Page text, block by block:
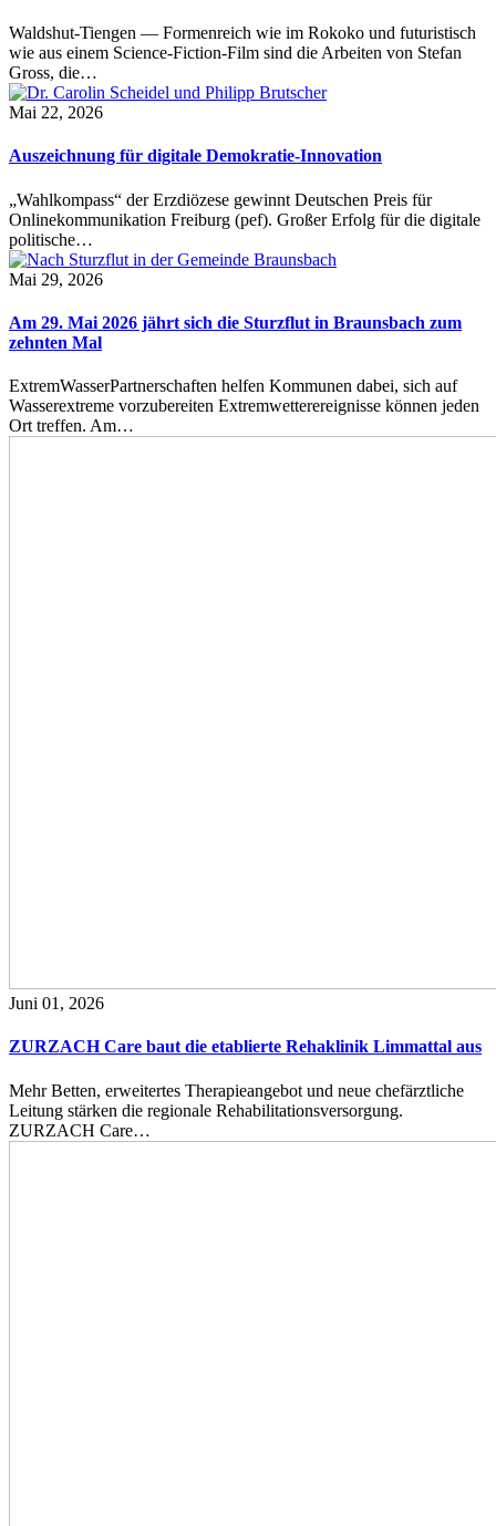
Waldshut-Tiengen — Formenreich wie im Rokoko und futuristisch
wie aus einem Science-Fiction-Film sind die Arbeiten von Stefan
Gross, die…
Mai 22, 2026
Auszeichnung für digitale Demokratie-Innovation
„Wahlkompass“ der Erzdiözese gewinnt Deutschen Preis für
Onlinekommunikation Freiburg (pef). Großer Erfolg für die digitale
politische…
Mai 29, 2026
Am 29. Mai 2026 jährt sich die Sturzflut in Braunsbach zum
zehnten Mal
ExtremWasserPartnerschaften helfen Kommunen dabei, sich auf
Wasserextreme vorzubereiten Extremwetterereignisse können jeden
Ort treffen. Am…
Juni 01, 2026
ZURZACH Care baut die etablierte Rehaklinik Limmattal aus
Mehr Betten, erweitertes Therapieangebot und neue chefärztliche
Leitung stärken die regionale Rehabilitationsversorgung.
ZURZACH Care…